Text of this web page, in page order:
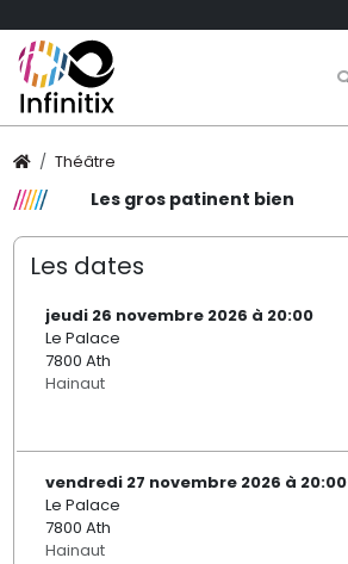
Théâtre
Les gros patinent bien
Les dates
jeudi 26 novembre 2026 à 20:00
Le Palace
7800 Ath
Hainaut
vendredi 27 novembre 2026 à 20:00
Le Palace
7800 Ath
Hainaut